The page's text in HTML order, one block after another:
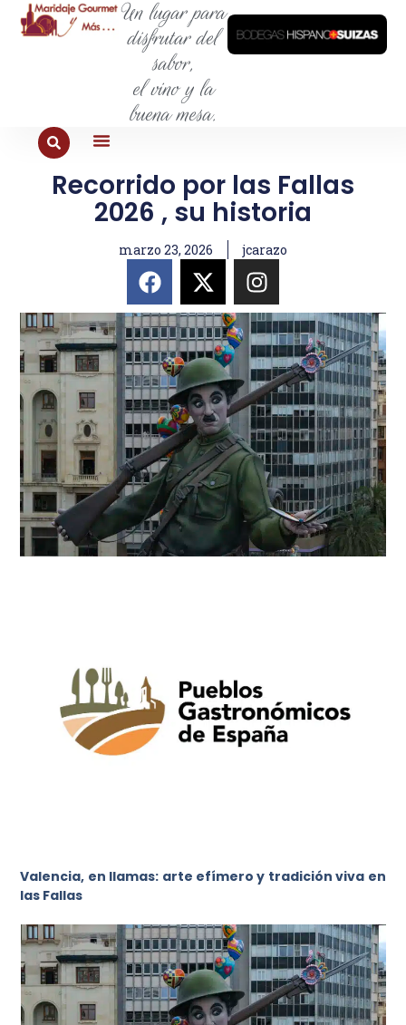
Un lugar para
disfrutar del
sabor,
el vino y la
buena mesa.
Recorrido por las Fallas
2026 , su historia
marzo 23, 2026 jcarazo
Valencia, en llamas: arte efímero y tradición viva en
las Fallas